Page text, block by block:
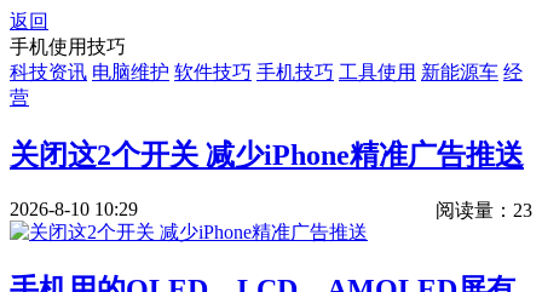
返回
手机使用技巧
科技资讯 电脑维护 软件技巧 手机技巧 工具使用 新能源车 经
营
关闭这2个开关 减少iPhone精准广告推送
2026-8-10 10:29 阅读量：23